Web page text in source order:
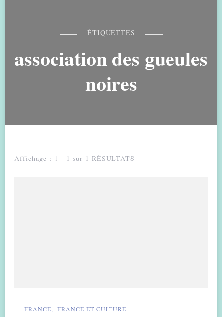
ÉTIQUETTES
association des gueules
noires
Affichage : 1 - 1 sur 1 RÉSULTATS
FRANCE FRANCE ET CULTURE